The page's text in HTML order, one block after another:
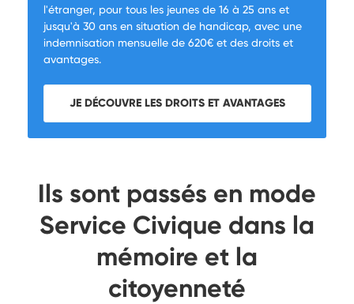
l'étranger, pour tous les jeunes de 16 à 25 ans et
jusqu'à 30 ans en situation de handicap, avec une
indemnisation mensuelle de 620€ et des droits et
avantages.
JE DÉCOUVRE LES DROITS ET AVANTAGES
Ils sont passés en mode
Service Civique dans la
mémoire et la
citoyenneté